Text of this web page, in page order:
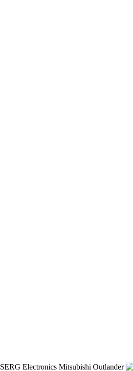
SERG Electronics Mitsubishi Outlander